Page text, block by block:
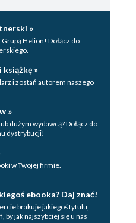
»
Grupą Helion! Dołącz do
książkę »
i zostań autorem naszego
»
dużym wydawcą? Dołącz do
dystrybucji!
w Twojej firmie.
ebooka? Daj znać!
brakuje jakiegoś tytulu,
by jak najszybciej się u nas